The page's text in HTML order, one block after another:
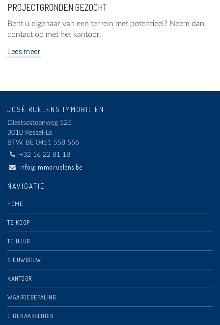
PROJECTGRONDEN GEZOCHT
Bent u eigenaar van een terrein met potentieel? Neem dan
contact op met het kantoor.
Lees meer
JOSÉ RUELENS IMMOBILIËN
Diestsesteenweg 525
3010 Kessel-Lo
BTW. BE 0451 558 556
+32 16 22 81 18
info@immoruelens.be
NAVIGATIE
HOME
TE KOOP
TE HUUR
NIEUWBOUW
KANTOOR
WAARDEBEPALING
EIGENAARSLOGIN